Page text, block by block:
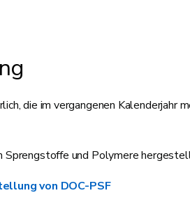
die im vergangenen
Sprengstoffe und Polymere
von DOC-PSF